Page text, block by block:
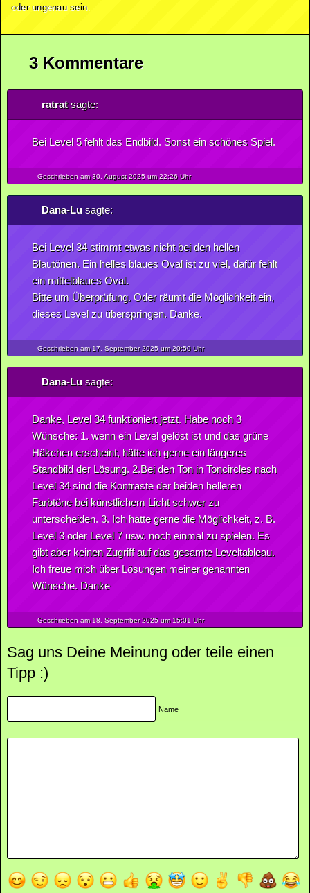
oder ungenau sein.
3 Kommentare
ratratsagte:
Bei Level 5 fehlt das Endbild. Sonst ein schönes Spiel.
Geschrieben am 30. August2025um 22:26 Uhr
Dana-Lusagte:
Bei Level 34 stimmt etwas nicht bei den hellen
Blautönen. Ein helles blaues Oval ist zu viel, dafür fehlt
ein mittelblaues Oval.
Bitte um Überprüfung. Oder räumt die Möglichkeit ein,
dieses Level zu überspringen. Danke.
Geschrieben am 17. September2025um 20:50 Uhr
Dana-Lusagte:
Danke, Level 34 funktioniert jetzt. Habe noch 3
Wünsche: 1. wenn ein Level gelöst ist und das grüne
Häkchen erscheint, hätte ich gerne ein längeres
Standbild der Lösung. 2.Bei den Ton in Toncircles nach
Level 34 sind die Kontraste der beiden helleren
Farbtöne bei künstlichem Licht schwer zu
unterscheiden. 3. Ich hätte gerne die Möglichkeit, z. B.
Level 3 oder Level 7 usw. noch einmal zu spielen. Es
gibt aber keinen Zugriff auf das gesamte Leveltableau.
Ich freue mich über Lösungen meiner genannten
Wünsche. Danke
Geschrieben am 18. September2025um 15:01 Uhr
Sag uns Deine Meinung oder teile einen
Tipp :)
Name